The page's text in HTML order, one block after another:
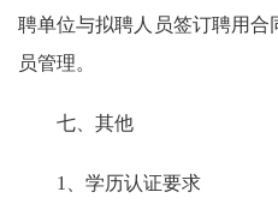
聘单位与拟聘人员签订聘用合
员管理。
七、其他
1、学历认证要求